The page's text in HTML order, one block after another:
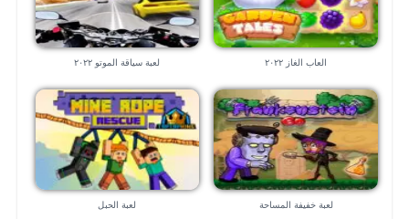
العاب الغاز ٢٠٢٢ لعبة سياقة الموتو ٢٠٢٢
لعبة خفيفة المساحة لعبة الحبل